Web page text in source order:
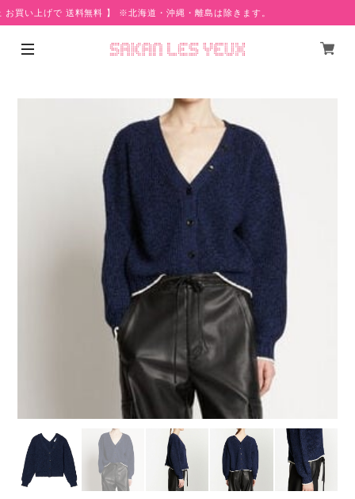
い上げで 送料無料 】 ※北海道・沖縄・離島は除きます。